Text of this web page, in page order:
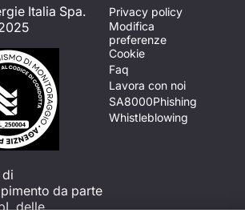
Italia Spa.
di
da parte
delle
Privacy policy
Modifica
preferenze
Cookie
Faq
Lavora con noi
SA8000Phishing
Whistleblowing